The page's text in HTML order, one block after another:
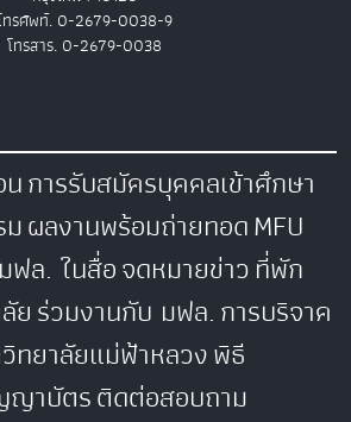
ทรศัพท์. 0-2679-0038-9
โทรสาร. 0-2679-0038
การรับสมัครบุคคลเข้าศึกษา
ผลงานพร้อมถ่ายทอดMFU
มฟล. ในสื่อจดหมายข่าวที่พัก
ยร่วมงานกับ มฟล.การบริจาค
ทยาลัยแม่ฟ้าหลวงพิธี
ญาบัตรติดต่อสอบถาม